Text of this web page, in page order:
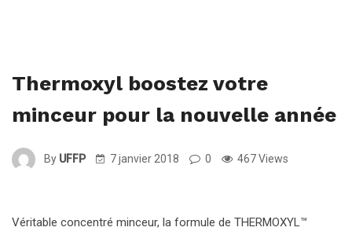
Thermoxyl boostez votre
minceur pour la nouvelle année
By UFFP 7 janvier 2018 0 467 Views
Véritable concentré minceur, la formule de THERMOXYL™